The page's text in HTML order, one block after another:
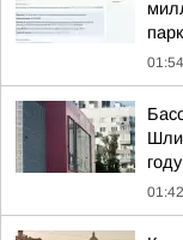
01:54
01:42